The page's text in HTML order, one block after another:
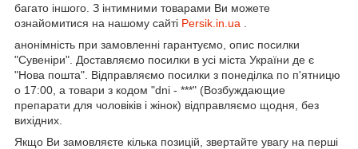
багато іншого. З інтимними товарами Ви можете
ознайомитися на нашому сайті Persik.in.ua
анонімність при замовленні гарантуємо, опис посилки
"Сувеніри". Доставляємо посилки в усі міста України де є
"Нова пошта". Відправляємо посилки з понеділка по п'ятницю
о 17:00, а товари з кодом "dni - ***" (Возбуждающие
препарати для чоловіків і жінок) відправляємо щодня, без
вихідних.
Якщо Ви замовляєте кілька позицій, звертайте увагу на перші